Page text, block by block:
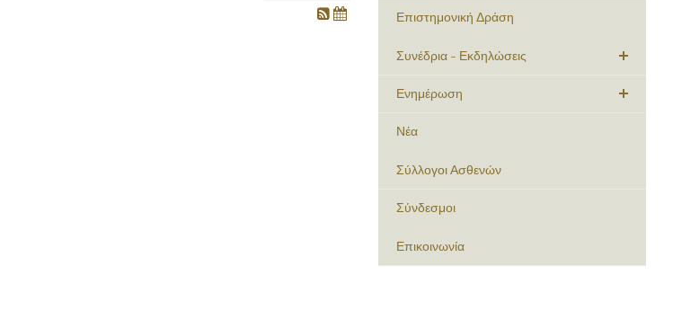
Επιστημονική Δράση
Συνέδρια - Εκδηλώσεις
Ενημέρωση
Νέα
Σύλλογοι Ασθενών
Σύνδεσμοι
Επικοινωνία